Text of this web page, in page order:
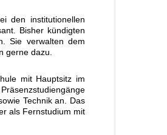
den institutionellen
Bisher kündigten
Sie verwalten dem
gerne dazu.
mit Hauptsitz im
Technik an. Das
als Fernstudium mit